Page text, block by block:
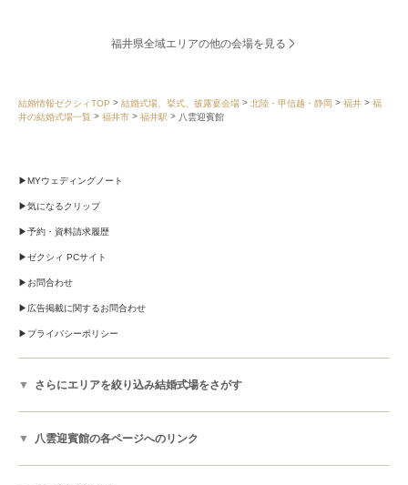
福井県全域エリアの他の会場を見る
結婚情報ゼクシィTOP 結婚式場、挙式、披露宴会場 北陸・甲信越・静岡 福井
福
井の結婚式場一覧
福井市 福井駅 八雲迎賓館
MYウェディングノート
気になるクリップ
予約・資料請求履歴
ゼクシィ PCサイト
お問合わせ
広告掲載に関するお問合わせ
プライバシーポリシー
さらにエリアを絞り込み結婚式場をさがす
八雲迎賓館の各ページへのリンク